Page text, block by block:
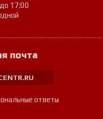
17:00
почта
ответы